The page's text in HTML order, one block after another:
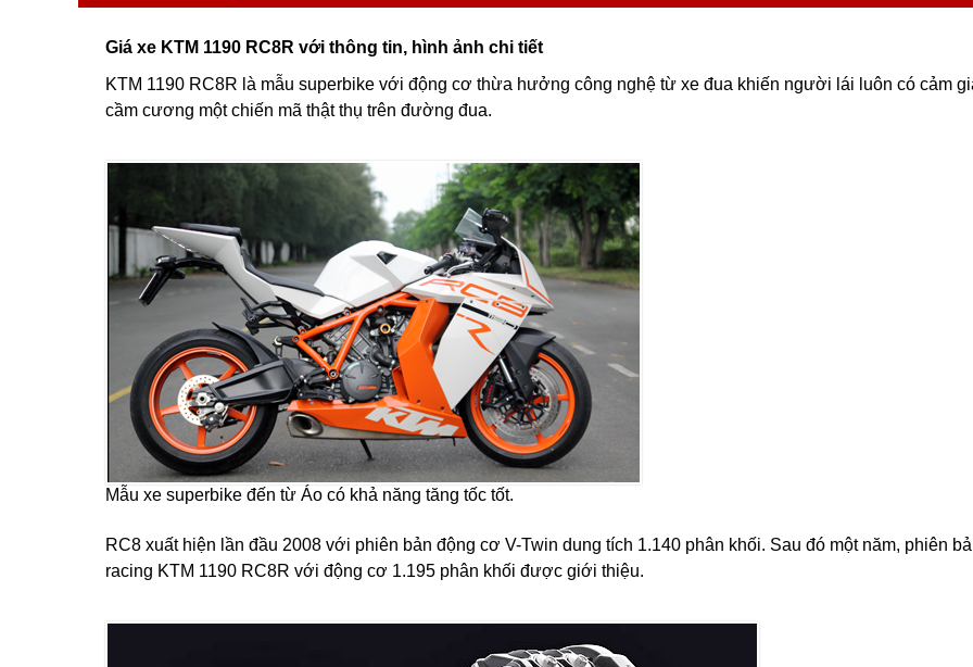
Giá xe KTM 1190 RC8R với thông tin, hình ảnh chi tiết
KTM 1190 RC8R là mẫu superbike với động cơ thừa hưởng công nghệ từ xe đua khiến người lái luôn có cảm
cầm cương một chiến mã thật thụ trên đường đua.
Mẫu xe superbike đến từ Áo có khả năng tăng tốc tốt.​
RC8 xuất hiện lần đầu 2008 với phiên bản động cơ V-Twin dung tích 1.140 phân khối. Sau đó một năm, phiên
racing KTM 1190 RC8R với động cơ 1.195 phân khối được giới thiệu.